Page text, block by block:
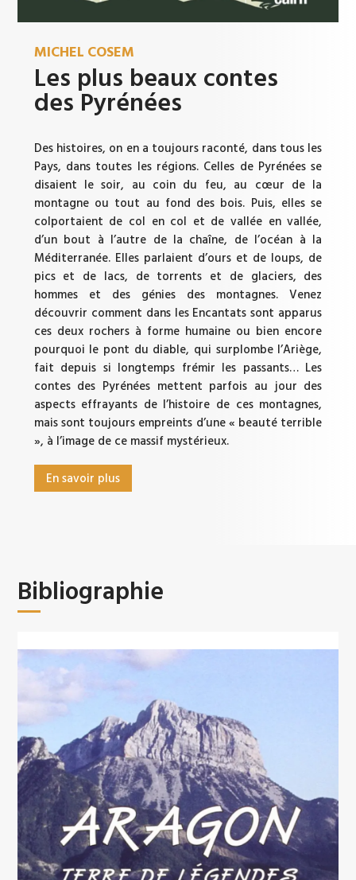
MICHEL COSEM
Les plus beaux contes
des Pyrénées
Des histoires, on en a toujours raconté, dans tous les
Pays, dans toutes les régions. Celles de Pyrénées se
disaient le soir, au coin du feu, au cœur de la
montagne ou tout au fond des bois. Puis, elles se
colportaient de col en col et de vallée en vallée,
d’un bout à l’autre de la chaîne, de l’océan à la
Méditerranée. Elles parlaient d’ours et de loups, de
pics et de lacs, de torrents et de glaciers, des
hommes et des génies des montagnes. Venez
découvrir comment dans les Encantats sont apparus
ces deux rochers à forme humaine ou bien encore
pourquoi le pont du diable, qui surplombe l’Ariège,
fait depuis si longtemps frémir les passants… Les
contes des Pyrénées mettent parfois au jour des
aspects effrayants de l’histoire de ces montagnes,
mais sont toujours empreints d’une « beauté terrible
», à l’image de ce massif mystérieux.
En savoir plus
Bibliographie